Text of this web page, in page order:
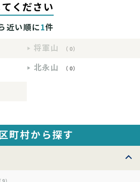
ください
近い順に1件
将軍山 （0）
北永山 （0）
町村から探す